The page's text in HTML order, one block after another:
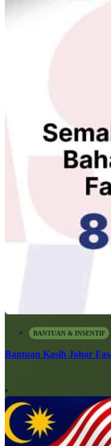
BANTUAN & INSENTIF
Bantuan Kasih Johor